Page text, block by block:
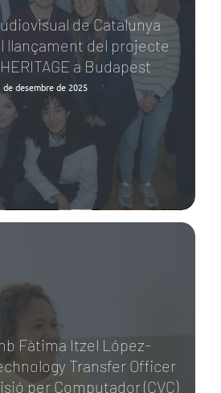
de Catalunya
llançament del projecte
a Budapest
de desembre de 2025
Fàtima Itzel López-
Transfer Officer
per Computador (CVC)